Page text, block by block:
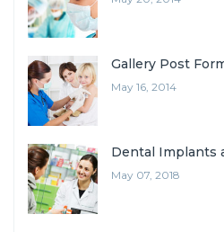
Gallery Post
May 16, 2014
Dental Implants
May 07, 2018